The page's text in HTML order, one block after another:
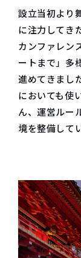
設立当初より
に注力してき
カンファレン
ートまで」多
進めてきまし
においても使
ん、運営ルー
境を整備して